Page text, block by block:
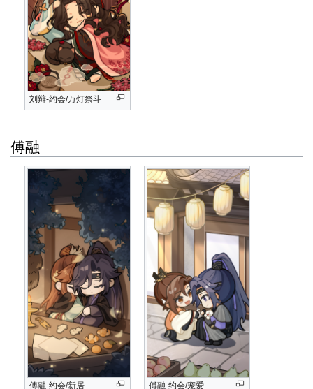
刘辩-约会/万灯祭斗
傅融
傅融-约会/新居 傅融-约会/宠爱